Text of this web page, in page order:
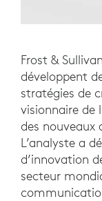
Frost &
développent
stratégies de
visionnaire de
des nouveaux
L’analyste a
d’innovation
secteur